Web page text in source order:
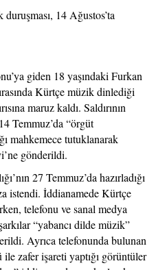
14 Ağustos’ta
giden 18 yaşındaki Furkan
Kürtçe müzik dinlediği
maruz kaldı. Saldırının
Temmuz’da “örgüt
mahkemece tutuklanarak
gönderildi.
27 Temmuz’da hazırladığı
istendi. İddianamede Kürtçe
telefonu ve sanal medya
“yabancı dilde müzik”
Ayrıca telefonunda bulunan
ile zafer işareti yaptığı görüntüler